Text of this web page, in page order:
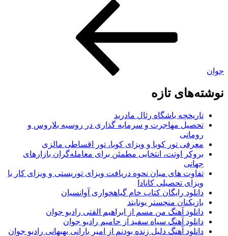
جوان
نوشته‌های تازه
تاریخچه باشگاه رئال مادرید
تحصیل مهاجرت و سرمایه گذاری در روسیه بلاروس و
رومانی
معرفی تور کوبا و ویزای کوبا، تور اقساطی مالزی
بروکر اوتت، انتخابی مطمئن برای معامله‌گران بازارهای
جهانی
تفاوت های میان نحوه دریافت ویزای توریستی و ویزای کار با
ویزای تحصیلی کانادا
دانلود رایگان کتاب خام گیاهخواری آوانسیان
بازیکنان منچستر یونایتد
دانلود آهنگ من مسم از ابراهیم الفتی رادیو جوان
دانلود آهنگ سیاه سفید از حامیم رادیو جوان
دانلود آهنگ دلیل زنده بودنم از امیر بارانی بهبهانی رادیو جوان